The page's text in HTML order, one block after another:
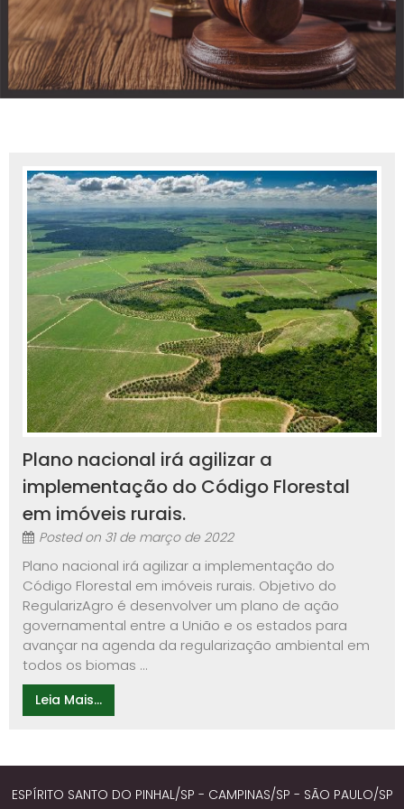
Plano nacional irá agilizar a
implementação do Código Florestal
em imóveis rurais.
Posted on 31 de março de 2022
Plano nacional irá agilizar a implementação do
Código Florestal em imóveis rurais. Objetivo do
RegularizAgro é desenvolver um plano de ação
governamental entre a União e os estados para
avançar na agenda da regularização ambiental em
todos os biomas ...
Leia Mais...
ESPÍRITO SANTO DO PINHAL/SP - CAMPINAS/SP - SÃO PAULO/SP